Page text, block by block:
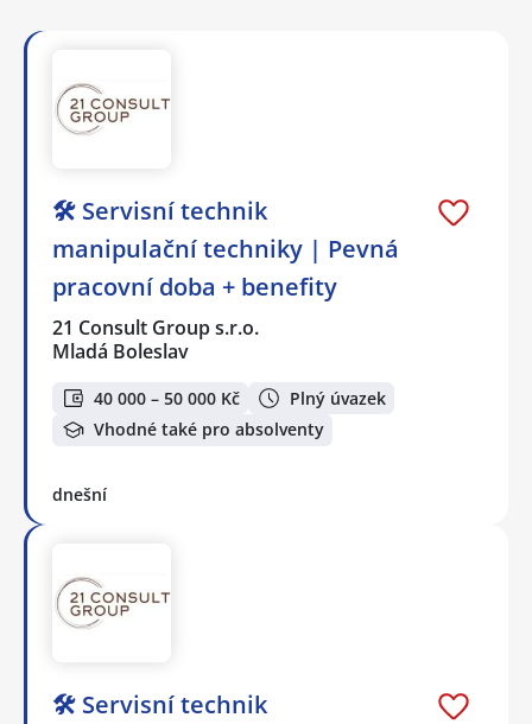
🛠️ Servisní technik
manipulační techniky | Pevná
pracovní doba + benefity
21 Consult Group s.r.o.
Mladá Boleslav
40 000 – 50 000 Kč
Plný úvazek
Vhodné také pro absolventy
dnešní
🛠️ Servisní technik